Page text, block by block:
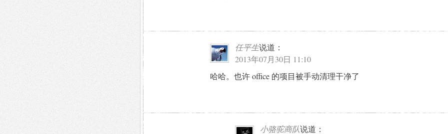
任平生说道：
2013年07月30日 11:10
哈哈。也许 office 的项目被手动清理干净了
小骆驼商队说道：